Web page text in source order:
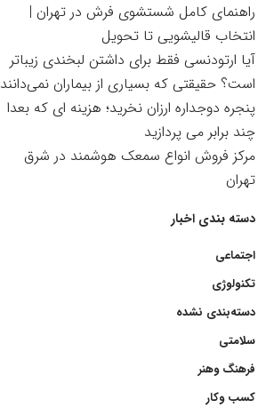
راهنمای کامل شستشوی فرش در تهران |
انتخاب قالیشویی تا تحویل
آیا ارتودنسی فقط برای داشتن لبخندی زیباتر
است؟ حقیقتی که بسیاری از بیماران نمی‌دانند
پنجره دوجداره ارزان نخرید؛ هزینه ای که بعدا
چند برابر می پردازید
مرکز فروش انواع سمعک هوشمند در شرق
تهران
دسته بندی اخبار
اجتماعی
تکنولوژی
دسته‌بندی نشده
سلامتی
فرهنگ وهنر
کسب وکار